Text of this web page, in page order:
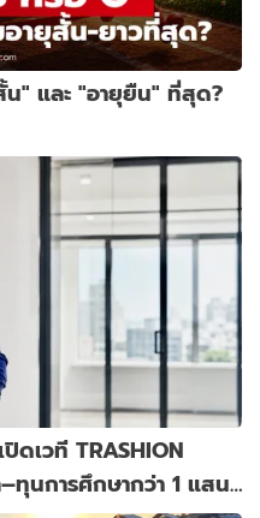
น" และ "อายุยืน" ที่สุด?
ดเวที TRASHION
ทุนการศึกษากว่า 1 แสน